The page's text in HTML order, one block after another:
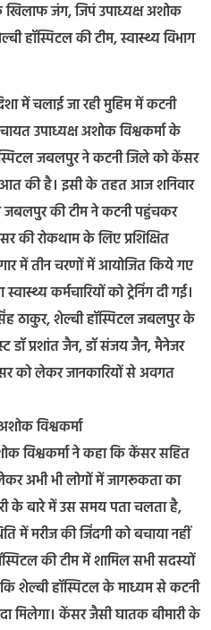
जंग, जिपं उपाध्यक्ष अशोक
हॉस्पिटल की टीम, स्वास्थ्य विभाग
में चलाई जा रही मुहिम में कटनी
उपाध्यक्ष अशोक विश्वकर्मा के
जबलपुर ने कटनी जिले को केंसर
की है। इसी के तहत आज शनिवार
जबलपुर की टीम ने कटनी पहुंचकर
की रोकथाम के लिए प्रशिक्षित
में तीन चरणों में आयोजित किये गए
कर्मचारियों को ट्रेनिंग दी गई।
ठाकुर, शेल्बी हॉस्पिटल जबलपुर के
प्रशांत जैन, डॉ संजय जैन, मैनेजर
को लेकर जानकारियों से अवगत
विश्वकर्मा
विश्वकर्मा ने कहा कि केंसर सहित
अभी भी लोगों में जागरूकता का
के बारे में उस समय पता चलता है,
में मरीज की जिंदगी को बचाया नहीं
की टीम में शामिल सभी सदस्यों
शेल्बी हॉस्पिटल के माध्यम से कटनी
मिलेगा। केंसर जैसी घातक बीमारी के